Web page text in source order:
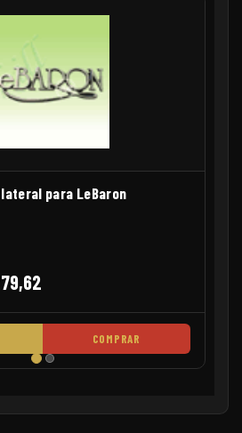
para LeBaron
COMPRAR